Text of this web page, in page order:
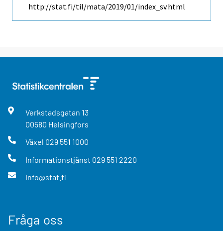
http://stat.fi/til/mata/2019/01/index_sv.html
Verkstadsgatan 13
00580 Helsingfors
Växel 029 551 1000
Informationstjänst 029 551 2220
info@stat.fi
Fråga oss